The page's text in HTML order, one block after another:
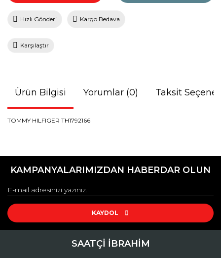
Hızlı Gönderi Kargo Bedava
Karşılaştır
Ürün Bilgisi Yorumlar (0) Taksit
TOMMY HILFIGER TH1792166
konularda yetersiz gördüğünüz noktaları öneri formunu
Görüş ve önerileriniz için teşekkür ederiz.
Ürün resmi kalitesiz, bozuk veya görüntülenemiyor.
Ürün açıklamasında eksik bilgiler bulunuyor.
Ürün fiyatı diğer sitelerden daha pahalı.
KAMPANYALARIMIZDAN HABERDAR OLUN
KAYDOL
SAATÇİ İBRAHİM